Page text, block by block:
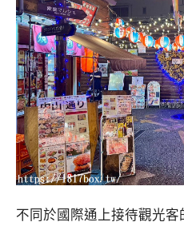
不同於國際通上接待觀光